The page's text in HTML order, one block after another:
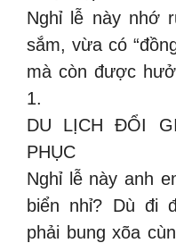
Nghỉ lễ này nhớ
sắm, vừa có
mà còn được
1.
DU LỊCH ĐỔI
PHỤC
Nghỉ lễ này anh
biển nhỉ? Dù đi
phải bung xõa